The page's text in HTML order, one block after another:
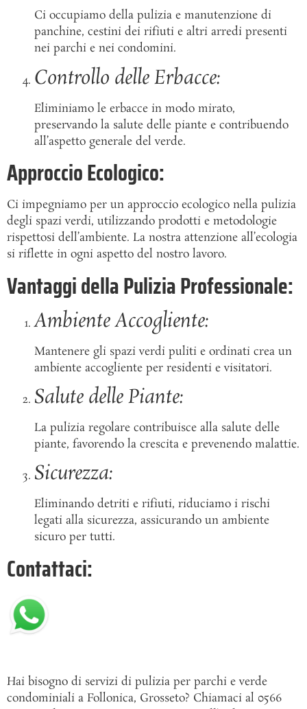
Ci occupiamo della pulizia e manutenzione di
panchine, cestini dei rifiuti e altri arredi presenti
nei parchi e nei condomini.
Controllo delle Erbacce:
Eliminiamo le erbacce in modo mirato,
preservando la salute delle piante e contribuendo
all’aspetto generale del verde.
Approccio Ecologico:
Ci impegniamo per un approccio ecologico nella pulizia
degli spazi verdi, utilizzando prodotti e metodologie
rispettosi dell’ambiente. La nostra attenzione all’ecologia
si riflette in ogni aspetto del nostro lavoro.
Vantaggi della Pulizia Professionale:
Ambiente Accogliente:
Mantenere gli spazi verdi puliti e ordinati crea un
ambiente accogliente per residenti e visitatori.
Salute delle Piante:
La pulizia regolare contribuisce alla salute delle
piante, favorendo la crescita e prevenendo malattie.
Sicurezza:
Eliminando detriti e rifiuti, riduciamo i rischi
legati alla sicurezza, assicurando un ambiente
sicuro per tutti.
Contattaci:
Hai bisogno di servizi di pulizia per parchi e verde
condominiali a Follonica, Grosseto? Chiamaci al 0566